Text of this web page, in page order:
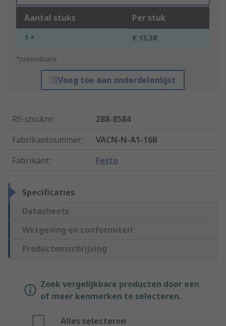
Aantal stuks Per stuk
1 + € 13,38
*prijsindicatie
Voeg toe aan onderdelenlijst
RS-stocknr.:
288-8584
Fabrikantnummer:
VACN-N-A1-16B
Fabrikant: Festo
Specificaties
Datasheets
Wetgeving en conformiteit
Productomschrijving
Zoek vergelijkbare producten door een
of meer kenmerken te selecteren.
Alles selecteren